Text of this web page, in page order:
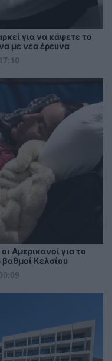
για να κάψετε το
με νέα έρευνα
Αμερικανοί για το
βαθμοί Κελσίου